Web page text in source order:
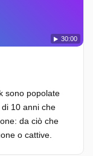
30:00
sono popolate
10 anni che
da ciò che
o cattive.